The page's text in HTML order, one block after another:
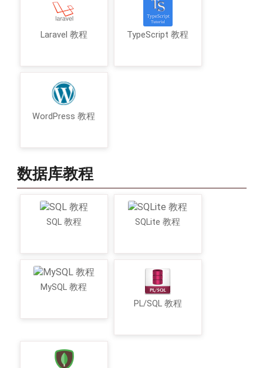
Laravel 教程 TypeScript 教程
WordPress 教程
数据库教程
SQL 教程 SQLite 教程
MySQL 教程
PL/SQL 教程